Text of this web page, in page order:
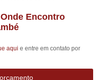
Encontro
aqui e entre em contato por